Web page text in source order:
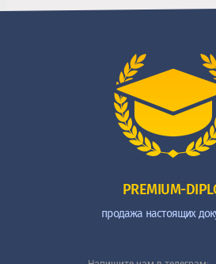
PREMIUM-
продажа настоящих